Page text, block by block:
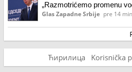
„Razmotrićemo promenu
Glas Zapadne Srbije pre 14
Ћирилица Korisnička